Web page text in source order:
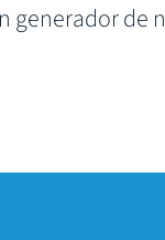
generador de